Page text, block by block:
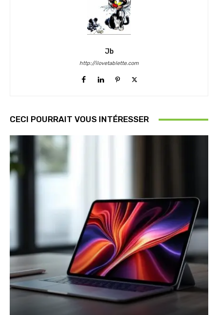
Jb
http://ilovetablette.com
CECI POURRAIT VOUS INTÉRESSER